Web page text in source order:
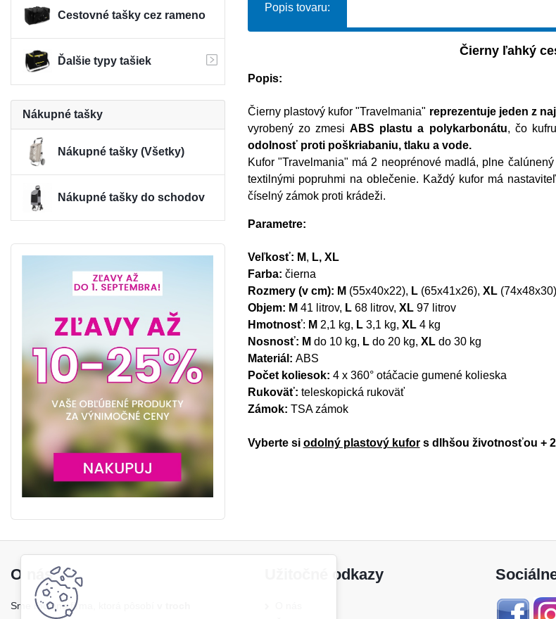
Cestovné tašky cez rameno
Ďalšie typy tašiek
Nákupné tašky
Nákupné tašky (Všetky)
Nákupné tašky do schodov
Popis tovaru:
Čierny ľahký
Popis:
Čierny plastový kufor "Travelmania" reprezentuje jeden z
vyrobený zo zmesiABS plastu a polykarbonátu, čo
odolnosť proti poškriabaniu, tlaku a vode.
Kufor "Travelmania" má 2 neoprénové madlá, plne
textilnými popruhmi na oblečenie. Každý kufor má
číselný zámok proti krádeži.
Parametre:
Veľkosť: M, L, XL
Farba: čierna
Rozmery (v cm): M (55x40x22), L (65x41x26), XL
Objem: M 41 litrov, L 68 litrov, XL 97 litrov
Hmotnosť: M 2,1 kg, L 3,1 kg, XL 4 kg
Nosnosť: M do 10 kg, Ldo 20 kg, XL do 30 kg
Materiál: ABS
Počet koliesok: 4 x 360° otáčacie gumené kolieska
Rukoväť: teleskopická rukoväť
Zámok: TSA zámok
Vyberte si odolný plastový kufors dlhšou životnosťou + 2
O nás
Sme rodinná firma, ktorá pôsobí
Užitočné odkazy